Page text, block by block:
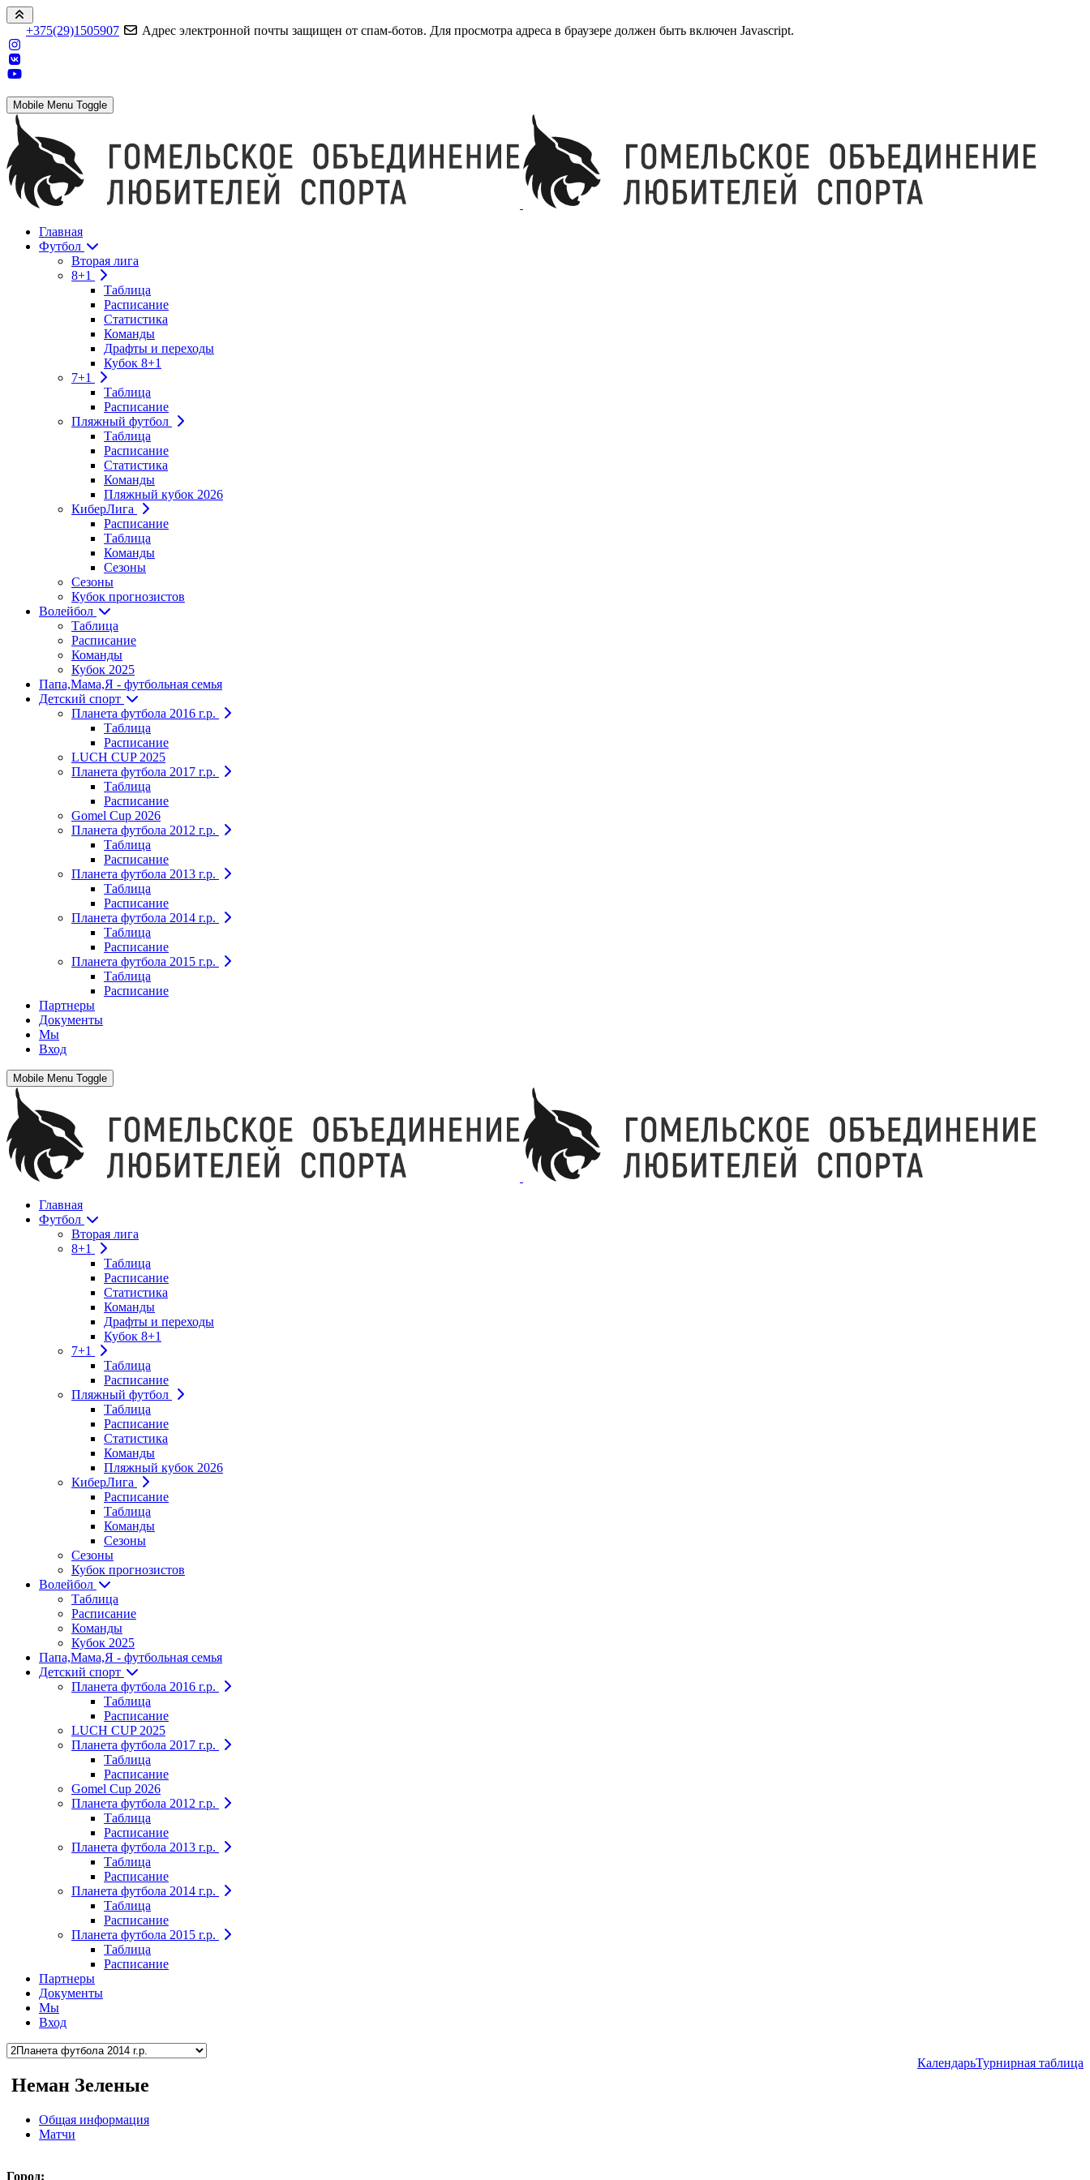
+375(29)1505907 Адрес электронной почты защищен от спам-ботов. Для просмотра адреса в браузере должен быть включен Javascript.
Mobile Menu Toggle
Главная
Футбол
Вторая лига
8+1
Таблица
Расписание
Статистика
Команды
Драфты и переходы
Кубок 8+1
7+1
Таблица
Расписание
Пляжный футбол
Таблица
Расписание
Статистика
Команды
Пляжный кубок 2026
КиберЛига
Расписание
Таблица
Команды
Сезоны
Сезоны
Кубок прогнозистов
Волейбол
Таблица
Расписание
Команды
Кубок 2025
Папа,Мама,Я - футбольная семья
Детский спорт
Планета футбола 2016 г.р.
Таблица
Расписание
LUCH CUP 2025
Планета футбола 2017 г.р.
Таблица
Расписание
Gomel Cup 2026
Планета футбола 2012 г.р.
Таблица
Расписание
Планета футбола 2013 г.р.
Таблица
Расписание
Планета футбола 2014 г.р.
Таблица
Расписание
Планета футбола 2015 г.р.
Таблица
Расписание
Партнеры
Документы
Мы
Вход
Mobile Menu Toggle
Главная
Футбол
Вторая лига
8+1
Таблица
Расписание
Статистика
Команды
Драфты и переходы
Кубок 8+1
7+1
Таблица
Расписание
Пляжный футбол
Таблица
Расписание
Статистика
Команды
Пляжный кубок 2026
КиберЛига
Расписание
Таблица
Команды
Сезоны
Сезоны
Кубок прогнозистов
Волейбол
Таблица
Расписание
Команды
Кубок 2025
Папа,Мама,Я - футбольная семья
Детский спорт
Планета футбола 2016 г.р.
Таблица
Расписание
LUCH CUP 2025
Планета футбола 2017 г.р.
Таблица
Расписание
Gomel Cup 2026
Планета футбола 2012 г.р.
Таблица
Расписание
Планета футбола 2013 г.р.
Таблица
Расписание
Планета футбола 2014 г.р.
Таблица
Расписание
Планета футбола 2015 г.р.
Таблица
Расписание
Партнеры
Документы
Мы
Вход
КалендарьТурнирная таблица
Неман Зеленые
Общая информация
Матчи
Город: